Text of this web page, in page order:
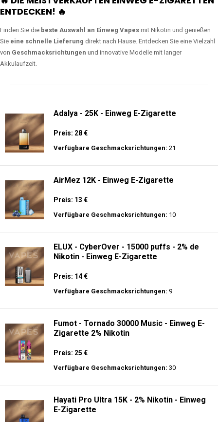
ENTDECKEN! 🔥
Finden Sie die beste Auswahl an Einweg Vapes mit Nikotin und genießen
Sie eine schnelle Lieferung direkt nach Hause. Entdecken Sie eine Vielzahl
von Geschmacksrichtungen und innovative Modelle mit langer
Akkulaufzeit.
Adalya - 25K - Einweg E-Zigarette
Preis: 28 €
Verfügbare Geschmacksrichtungen: 21
AirMez 12K - Einweg E-Zigarette
Preis: 13 €
Verfügbare Geschmacksrichtungen: 10
ELUX - CyberOver - 15000 puffs - 2% de
Nikotin - Einweg E-Zigarette
Preis: 14 €
Verfügbare Geschmacksrichtungen: 9
Fumot - Tornado 30000 Music - Einweg E-
Zigarette 2% Nikotin
Preis: 25 €
Verfügbare Geschmacksrichtungen: 30
Hayati Pro Ultra 15K - 2% Nikotin - Einweg
E-Zigarette